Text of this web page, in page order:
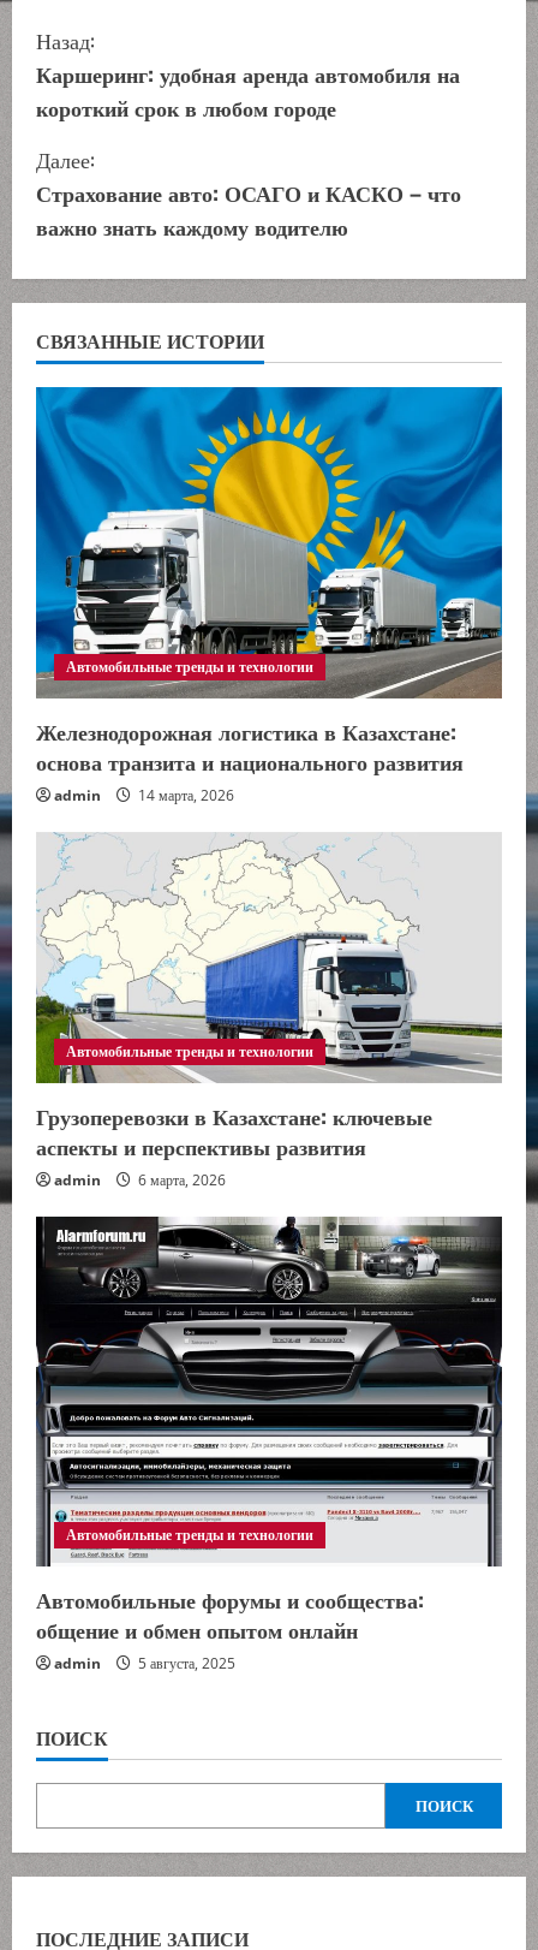
П
р
о
д
о
л
ж
и
т
ь
ч
т
е
н
и
е
Назад:
Каршеринг: удобная аренда автомобиля на
короткий срок в любом городе
Далее:
Страхование авто: ОСАГО и КАСКО – что
важно знать каждому водителю
СВЯЗАННЫЕ ИСТОРИИ
Автомобильные тренды и технологии
Железнодорожная логистика в Казахстане:
основа транзита и национального развития
admin 14 марта, 2026
Автомобильные тренды и технологии
Грузоперевозки в Казахстане: ключевые
аспекты и перспективы развития
admin 6 марта, 2026
Автомобильные тренды и технологии
Автомобильные форумы и сообщества:
общение и обмен опытом онлайн
admin 5 августа, 2025
ПОИСК
ПОИСК
ПОСЛЕДНИЕ ЗАПИСИ